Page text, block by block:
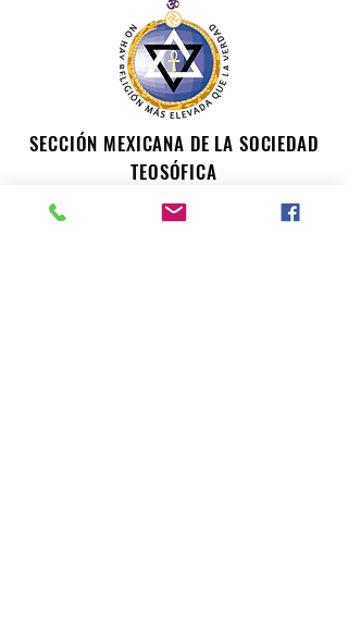
SECCIÓN MEXICANA DE LA SOCIEDAD
TEOSÓFICA